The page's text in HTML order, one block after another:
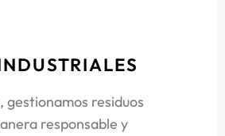
gestionamos residuos
responsable y